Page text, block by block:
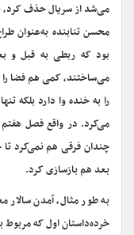
می‌شد از سریال حذف کرد،
محسن تنابنده به‌عنوان
بود که ربطی به قبل و
می‌ساختند، کمی هم فضا را
را به خنده وا دارد بلکه
می‌کرد. در واقع فصل هفتم
چندان فرقی هم نمی‌کرد تا
بعد هم بازسازی کرد.
به طور مثال، آمدن سالار
خرده‌داستان اول که